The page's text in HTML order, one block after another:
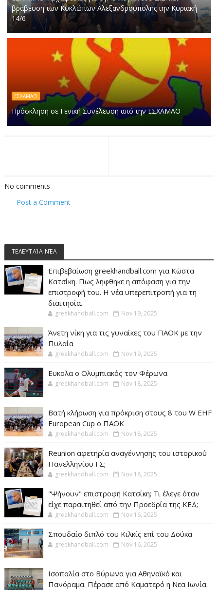
βράβευση των Κυκλώπων Αλεξανδρούπολης την Κυριακή
14/6
ΕΣΧΑΜΑΘ
Πρόσκληση σε Γενική Συνέλευση από την ΕΣΧΑΜΑΘ
No comments
Post a Comment
ΤΕΛΕΥΤΑΊΑ ΝΈΑ
Επιβεβαίωση greekhandball.com για Κώστα
Κατσίκη. Πως ληφθηκε η απόφαση για την
επιστροφή του. Η νέα υπερεπιτροπή για τη
διαιτησία.
greekhandball.com Nov 19, 2025
Άνετη νίκη για τις γυναίκες του ΠΑΟΚ με την
Πυλαία
greekhandball.com Nov 19, 2025
Ευκολα ο Ολυμπιακός τον Φέρωνα
greekhandball.com Nov 18, 2025
Βατή κλήρωση για πρόκριση στους 8 του W EHF
European Cup ο ΠΑΟΚ
greekhandball.com Nov 18, 2025
Reunion αφετηρία αναγέννησης του ιστορικού
Πανελληνίου ΓΣ;
greekhandball.com Nov 18, 2025
"Ψήνουν" επιστροφή Κατσίκη; Τι έλεγε όταν
είχε παραιτηθεί από την Προεδρία της ΚΕΔ;
greekhandball.com Nov 16, 2025
Σπουδαίο διπλό του Κιλκίς επί του Δούκα
greekhandball.com Nov 16, 2025
Ισοπαλία στο Βύρωνα για Αθηναϊκό και
Πανόραμα. Πέρασε από Καματερό η Νεα Ιωνία.